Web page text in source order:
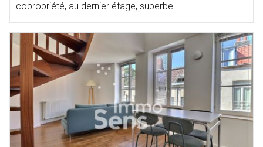
copropriété, au dernier étage, superbe......